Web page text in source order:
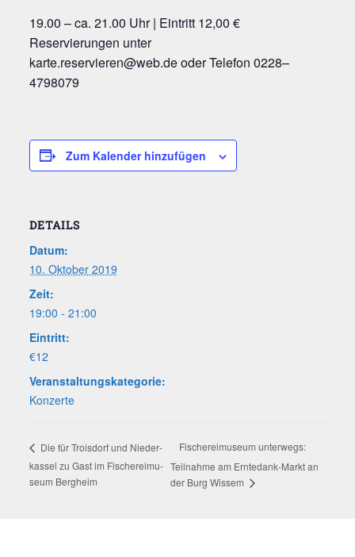
19.00 – ca. 21.00 Uhr | Ein­tritt 12,00 €
Reser­vie­run­gen unter
karte.reservieren@web.de oder Tele­fon 0228–
4798079
Zum Kalender hinzufügen
DETAILS
Datum:
10. Oktober 2019
Zeit:
19:00 - 21:00
Eintritt:
€12
Veranstaltungskategorie:
Konzerte
Die für Trois­dorf und Nie­der­
kas­sel zu Gast im Fische­rei­mu­
se­um Bergheim
Fische­rei­mu­se­um unter­wegs:
Teil­nah­me am Ern­te­dank-Markt an
der Burg Wissem